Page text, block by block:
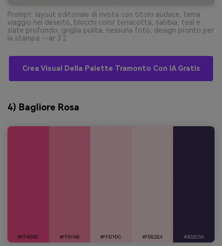
Prompt: layout editoriale di rivista con titolo audace, tema
viaggio nel deserto, blocchi color terracotta, sabbia, teal e
slate profondo, griglia pulita, nessuna foto, design pronto per
la stampa --ar 3:2
Crea Visual Della Palette Tramonto Con IA Gratis
4) Bagliore Rosa